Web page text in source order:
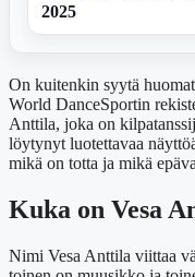
2025
On kuitenkin syytä
World DanceSportin
Anttila, joka on
löytynyt luotettavaa
mikä on totta ja mikä
Kuka on Vesa
Nimi Vesa Anttila viittaa